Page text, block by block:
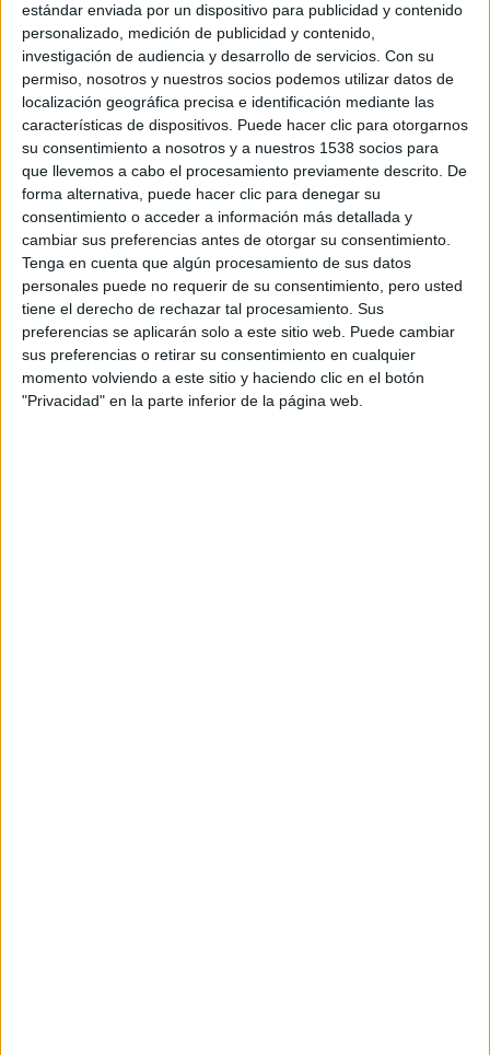
estándar enviada por un dispositivo para publicidad y contenido
personalizado, medición de publicidad y contenido,
investigación de audiencia y desarrollo de servicios. Con su
permiso, nosotros y nuestros socios podemos utilizar datos de
localización geográfica precisa e identificación mediante las
características de dispositivos. Puede hacer clic para otorgarnos
su consentimiento a nosotros y a nuestros 1538 socios para
que llevemos a cabo el procesamiento previamente descrito. De
forma alternativa, puede hacer clic para denegar su
consentimiento o acceder a información más detallada y
cambiar sus preferencias antes de otorgar su consentimiento.
Tenga en cuenta que algún procesamiento de sus datos
personales puede no requerir de su consentimiento, pero usted
tiene el derecho de rechazar tal procesamiento. Sus
preferencias se aplicarán solo a este sitio web. Puede cambiar
sus preferencias o retirar su consentimiento en cualquier
momento volviendo a este sitio y haciendo clic en el botón
"Privacidad" en la parte inferior de la página web.
© 2018 Producciones Transatlánticas − Todos los derechos reservados